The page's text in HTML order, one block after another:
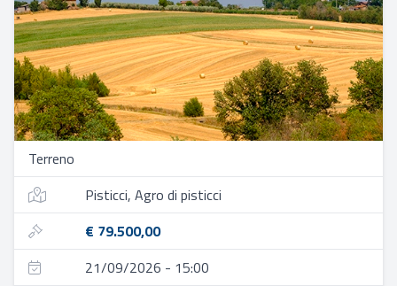
Terreno
Pisticci, Agro di pisticci
€ 79.500,00
21/09/2026 - 15:00